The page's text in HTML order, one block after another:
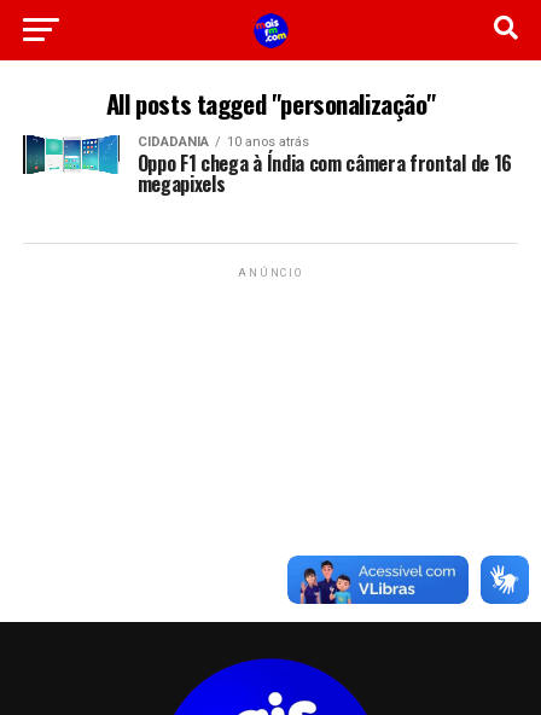
All posts tagged "personalização"
CIDADANIA 10 anos atrás
Oppo F1 chega à Índia com câmera frontal de 16
megapixels
ANÚNCIO